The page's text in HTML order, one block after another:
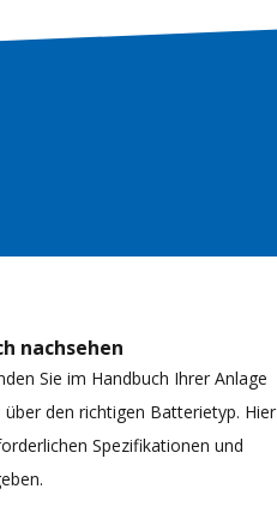
nachsehen
Sie im Handbuch Ihrer Anlage
den richtigen Batterietyp. Hier
Spezifikationen und